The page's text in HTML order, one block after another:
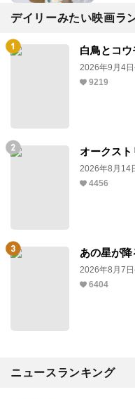
デイリーみたい映画ラ
白鳥とコウ
2026年9月4
9219
オークス
2026年8月14
4456
あの星が降
2026年8月7
6404
ニュースランキング